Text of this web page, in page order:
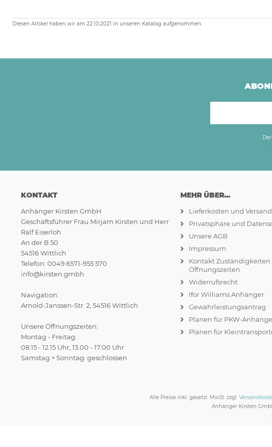
Diesen Artikel haben wir am 22.10.2021 in unseren Katalog aufgenommen.
KONTAKT
Anhänger Kirsten GmbH
Geschäftsführer Frau Mirjam Kirsten und Herr
Ralf Eiserloh
An der B 50
54516 Wittlich
Telefon: 0049 6571-955 570
info@kirsten.gmbh
Navigation:
Arnold-Janssen-Str. 2, 54516 Wittlich
Unsere Öffnungszeiten:
Montag - Freitag:
08.15 - 12.15 Uhr, 13.00 - 17.00 Uhr
Samstag + Sonntag: geschlossen
MEHR ÜBER...
Lieferkosten und
Privatsphäre und
Unsere AGB
Impressum
Kontakt
Öffnungszeiten
Widerrufsrecht
Ifor Williams Anhänger
Gewährleistungsantrag
Planen für PKW-
Planen für
Alle Preise inkl. gesetzl. MwSt. zzgl.
Anhänger Kirsten